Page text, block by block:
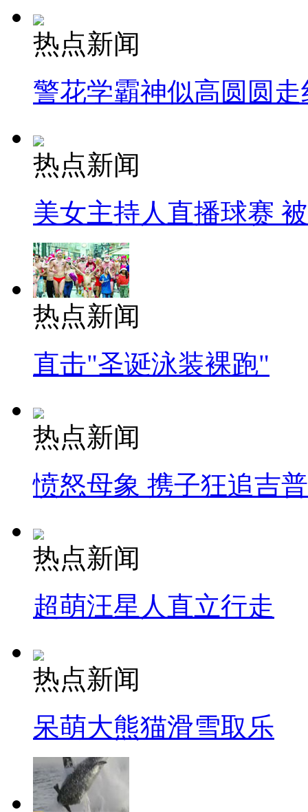
热点新闻
警花学霸神似高圆圆走
热点新闻
美女主持人直播球赛
热点新闻
直击"圣诞泳装裸跑"
热点新闻
愤怒母象 携子狂追吉
热点新闻
超萌汪星人直立行走
热点新闻
呆萌大熊猫滑雪取乐